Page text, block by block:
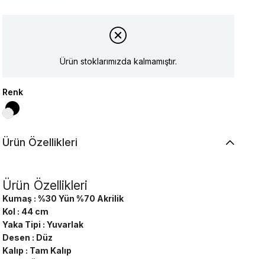
Ürün stoklarımızda kalmamıştır.
Renk
Ürün Özellikleri
Ürün Özellikleri
Kumaş : %30 Yün %70 Akrilik
Kol : 44 cm
Yaka Tipi : Yuvarlak
Desen : Düz
Kalıp : Tam Kalıp